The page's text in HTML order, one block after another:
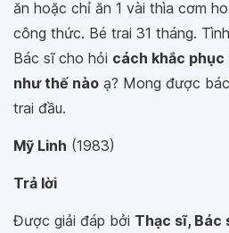
ăn hoặc chỉ ăn 1 vài thìa cơm
công thức. Bé trai 31 tháng.
Bác sĩ cho hỏi cách khắc phục
như thế nào ạ? Mong được
trai đầu.
Mỹ Linh (1983)
Trả lời
Được giải đáp bởi Thạc sĩ, Bác